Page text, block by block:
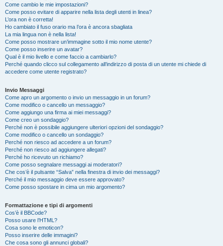
Come cambio le mie impostazioni?
Come posso evitare di apparire nella lista degli utenti in linea?
L’ora non è corretta!
Ho cambiato il fuso orario ma l’ora è ancora sbagliata
La mia lingua non è nella lista!
Come posso mostrare un’immagine sotto il mio nome utente?
Come posso inserire un avatar?
Qual è il mio livello e come faccio a cambiarlo?
Perché quando clicco sul collegamento all’indirizzo di posta di un utente mi chiede di
accedere come utente registrato?
Invio Messaggi
Come apro un argomento o invio un messaggio in un forum?
Come modifico o cancello un messaggio?
Come aggiungo una firma ai miei messaggi?
Come creo un sondaggio?
Perché non è possibile aggiungere ulteriori opzioni del sondaggio?
Come modifico o cancello un sondaggio?
Perché non riesco ad accedere a un forum?
Perché non riesco ad aggiungere allegati?
Perché ho ricevuto un richiamo?
Come posso segnalare messaggi ai moderatori?
Che cos’è il pulsante “Salva” nella finestra di invio dei messaggi?
Perché il mio messaggio deve essere approvato?
Come posso spostare in cima un mio argomento?
Formattazione e tipi di argomenti
Cos’è il BBCode?
Posso usare l’HTML?
Cosa sono le emoticon?
Posso inserire delle immagini?
Che cosa sono gli annunci globali?